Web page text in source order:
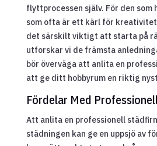
flyttprocessen själv. För den som
som ofta är ett kärl för
det särskilt viktigt att starta på
utforskar vi de främsta
bör överväga att anlita en
att ge ditt hobbyrum en riktig
Fördelar Med
Att anlita en professionell
städningen kan ge en uppsjö av